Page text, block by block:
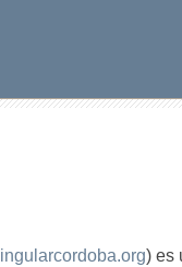
) es